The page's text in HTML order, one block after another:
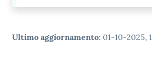
Ultimo aggiornamento: 01-10-2025,